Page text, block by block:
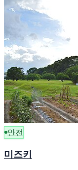
안전
미즈키